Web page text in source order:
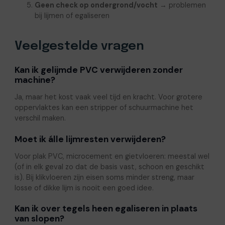
Geen check op ondergrond/vocht → problemen
bij lijmen of egaliseren
Veelgestelde vragen
Kan ik gelijmde PVC verwijderen zonder
machine?
Ja, maar het kost vaak veel tijd en kracht. Voor grotere
oppervlaktes kan een stripper of schuurmachine het
verschil maken.
Moet ik álle lijmresten verwijderen?
Voor plak PVC, microcement en gietvloeren: meestal wel
(of in elk geval zo dat de basis vast, schoon en geschikt
is). Bij klikvloeren zijn eisen soms minder streng, maar
losse of dikke lijm is nooit een goed idee.
Kan ik over tegels heen egaliseren in plaats
van slopen?